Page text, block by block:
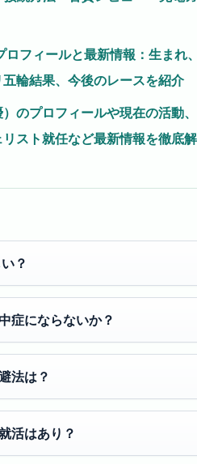
ロフィールと最新情報：生まれ
輪結果、今後のレースを紹介
のプロフィールや現在の活動、
スト就任など最新情報を徹底解
？
症にならないか？
法は？
活はあり？